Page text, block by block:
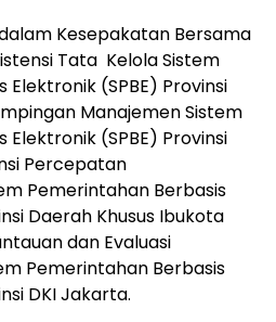
Kesepakatan Bersama
Tata Kelola Sistem
(SPBE) Provinsi
Manajemen Sistem
(SPBE) Provinsi
Percepatan
Pemerintahan Berbasis
Daerah Khusus Ibukota
dan Evaluasi
Pemerintahan Berbasis
DKI Jakarta.